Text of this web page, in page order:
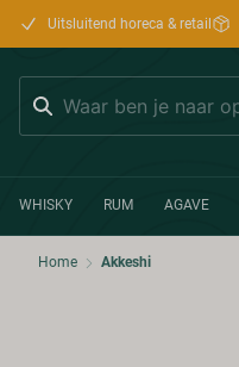
Uitsluitend horeca & retail
WHISKY RUM AGAVE
Home Akkeshi